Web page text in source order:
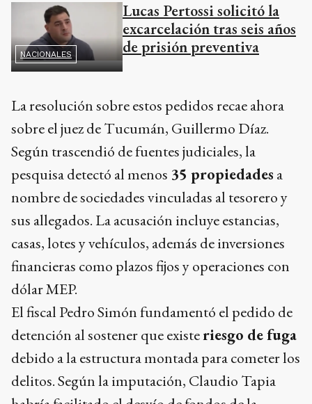
NACIONALES
Lucas Pertossi solicitó la
excarcelación tras seis años
de prisión preventiva
La resolución sobre estos pedidos recae ahora
sobre el juez de Tucumán, Guillermo Díaz.
Según trascendió de fuentes judiciales, la
pesquisa detectó al menos 35 propiedades a
nombre de sociedades vinculadas al tesorero y
sus allegados. La acusación incluye estancias,
casas, lotes y vehículos, además de inversiones
financieras como plazos fijos y operaciones con
dólar MEP.
El fiscal Pedro Simón fundamentó el pedido de
detención al sostener que existeriesgo de fuga
debido a la estructura montada para cometer los
delitos. Según la imputación, Claudio Tapia